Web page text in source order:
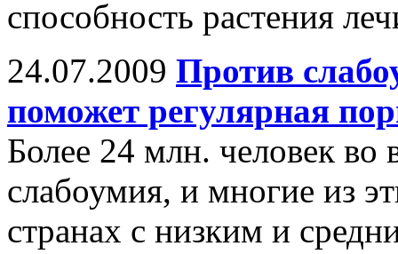
способность растения
24.07.2009 Против
поможет регулярная
Более 24 млн. человек во
слабоумия, и многие из
странах с низким и